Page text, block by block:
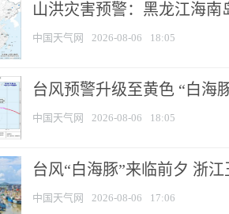
山洪灾害预警：黑龙江海
中国天气网 2026-08-06 18:05
台风预警升级至黄色 “白海
中国天气网 2026-08-06 18:05
台风“白海豚”来临前夕 浙
中国天气网 2026-08-06 17:06